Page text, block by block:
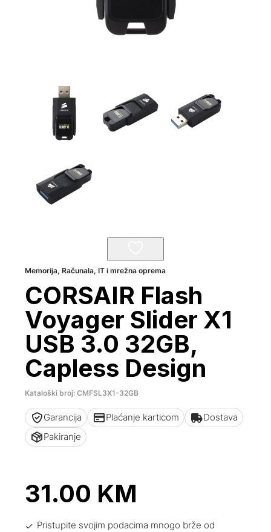
Memorija,Računala, IT i mrežna oprema
CORSAIR Flash
Voyager Slider X1
USB 3.0 32GB,
Capless Design
Kataloški broj: CMFSL3X1-32GB
Garancija Plaćanje karticom
Dostava
Pakiranje
31.00 KM
Pristupite svojim podacima mnogo brže od